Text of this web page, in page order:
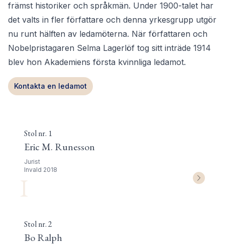
främst historiker och språkmän. Under 1900-talet har
det valts in fler författare och denna yrkesgrupp utgör
nu runt hälften av ledamöterna. När författaren och
Nobelpristagaren Selma Lagerlöf tog sitt inträde 1914
blev hon Akademiens första kvinnliga ledamot.
Kontakta en ledamot
Stol nr. 1
Eric M. Runesson
Jurist
Invald 2018
I
Stol nr.2
Bo Ralph